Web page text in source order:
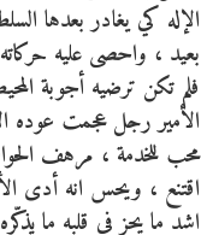
بعيد ، واحصى عليه
الأمير رجل عجمت عوده
محب للخدمة ، مرهف
اقتنع ، ويحس انه أدى
اشد ما يحز في قلبه ما